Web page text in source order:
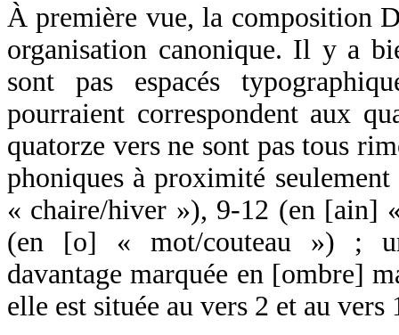
À première vue, la composition
organisation canonique. Il y a
sont pas espacés
pourraient correspondent aux
quatorze vers ne sont pas tous
phoniques à proximité
« chaire/hiver »), 9-12 (en [ain]
(en [o] « mot/couteau ») ;
davantage marquée en [ombre]
elle est située au vers 2 et au vers